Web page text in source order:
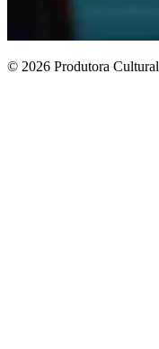
© 2026 Produtora Cultural